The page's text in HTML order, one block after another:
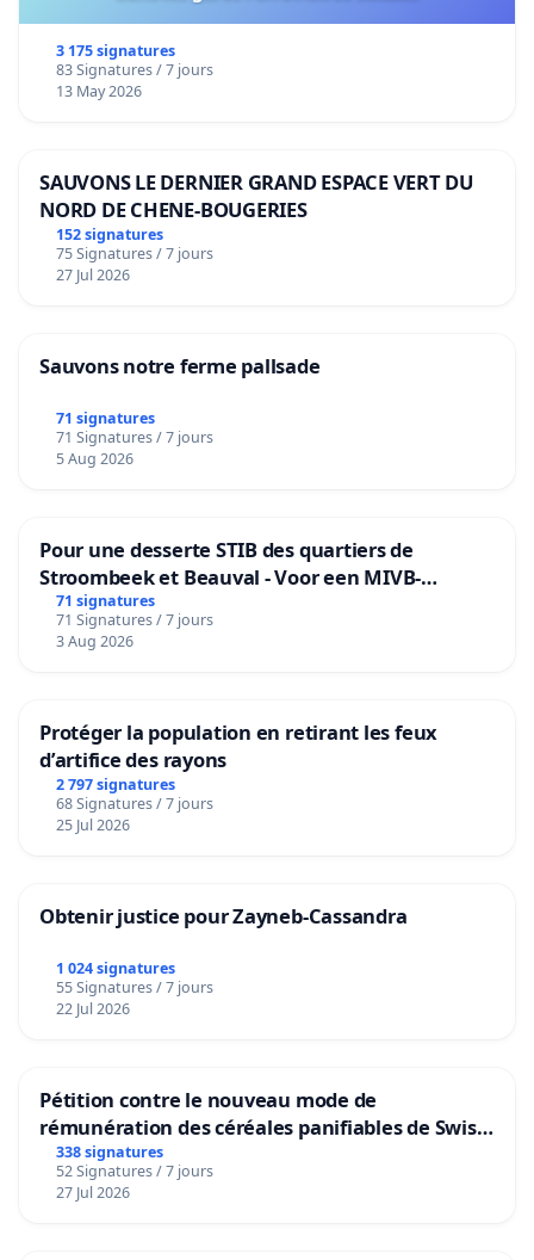
3 175 signatures
83 Signatures / 7 jours
13 May 2026
SAUVONS LE DERNIER GRAND ESPACE VERT DU
NORD DE CHENE-BOUGERIES
152 signatures
75 Signatures / 7 jours
27 Jul 2026
Sauvons notre ferme pallsade
71 signatures
71 Signatures / 7 jours
5 Aug 2026
Pour une desserte STIB des quartiers de
Stroombeek et Beauval - Voor een MIVB-
bediening van de wijken Strombeek en Het
Voor
71 signatures
71 Signatures / 7 jours
3 Aug 2026
Protéger la population en retirant les feux
d’artifice des rayons
2 797 signatures
68 Signatures / 7 jours
25 Jul 2026
Obtenir justice pour Zayneb-Cassandra
1 024 signatures
55 Signatures / 7 jours
22 Jul 2026
Pétition contre le nouveau mode de
rémunération des céréales panifiables de Swiss
granum basé sur la teneur en protéines
338 signatures
52 Signatures / 7 jours
27 Jul 2026